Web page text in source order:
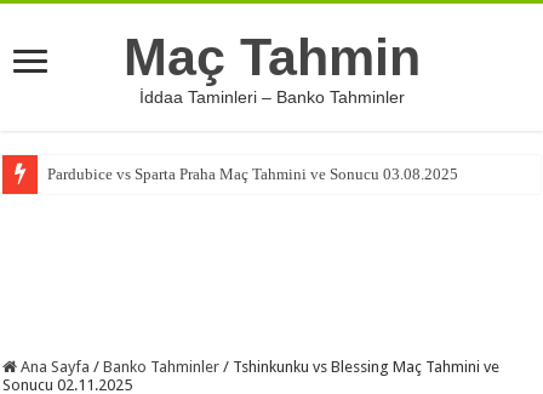
Maç Tahmin
İddaa Taminleri – Banko Tahminler
Pardubice vs Sparta Praha Maç Tahmini ve Sonucu 03.08.2025
Ana Sayfa / Banko Tahminler / Tshinkunku vs Blessing Maç Tahmini ve
Sonucu 02.11.2025